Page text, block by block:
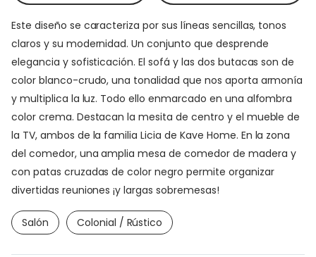
Este diseño se caracteriza por sus líneas sencillas, tonos
claros y su modernidad. Un conjunto que desprende
elegancia y sofisticación. El sofá y las dos butacas son de
color blanco-crudo, una tonalidad que nos aporta armonía
y multiplica la luz. Todo ello enmarcado en una alfombra
color crema. Destacan la mesita de centro y el mueble de
la TV, ambos de la familia Licia de Kave Home. En la zona
del comedor, una amplia mesa de comedor de madera y
con patas cruzadas de color negro permite organizar
divertidas reuniones ¡y largas sobremesas!
Salón Colonial / Rústico